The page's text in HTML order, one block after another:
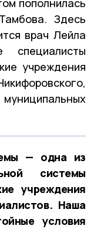
пополнилась
Здесь
врач Лейла
учреждения
— одна из
системы
учреждения
Наша
условия